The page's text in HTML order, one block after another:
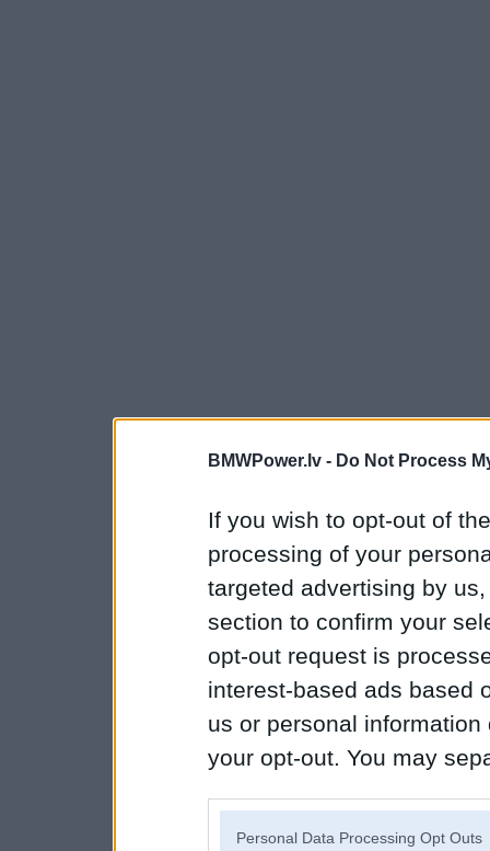
BMWPower.lv - Do Not Process
If you wish to opt-out of
processing of your
targeted advertising by
section to confirm your
opt-out request is
interest-based ads based
us or personal
your opt-out. You may
Personal Data Processing Opt Outs